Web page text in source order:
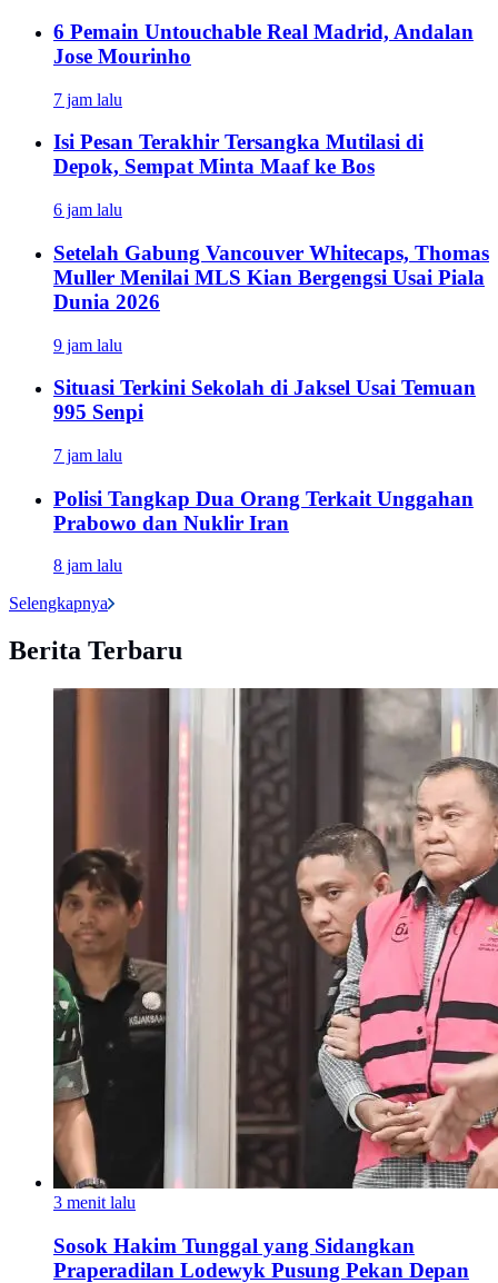
6 Pemain Untouchable Real Madrid, Andalan
Jose Mourinho
7 jam lalu
Isi Pesan Terakhir Tersangka Mutilasi di
Depok, Sempat Minta Maaf ke Bos
6 jam lalu
Setelah Gabung Vancouver Whitecaps, Thomas
Muller Menilai MLS Kian Bergengsi Usai Piala
Dunia 2026
9 jam lalu
Situasi Terkini Sekolah di Jaksel Usai Temuan
995 Senpi
7 jam lalu
Polisi Tangkap Dua Orang Terkait Unggahan
Prabowo dan Nuklir Iran
8 jam lalu
Selengkapnya
Berita Terbaru
3 menit lalu
Sosok Hakim Tunggal yang Sidangkan
Praperadilan Lodewyk Pusung Pekan Depan